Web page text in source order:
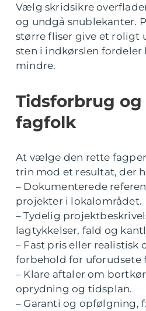
Vælg skridsikre
og undgå snublekanter.
større fliser give et roligt
sten i indkørslen
mindre.
Tidsforbrug og
fagfolk
At vælge den rette
trin mod et resultat, der
– Dokumenterede
projekter i lokalområdet.
– Tydelig
lagtykkelser, fald og
– Fast pris eller realistisk
forbehold for uforudsete
– Klare aftaler om
oprydning og tidsplan.
– Garanti og opfølgning,